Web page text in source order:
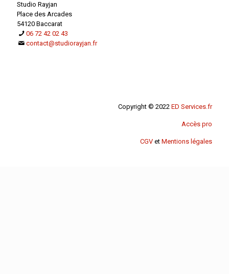
Studio Rayjan
Place des Arcades
54120 Baccarat
06 72 42 02 43
contact@studiorayjan.fr
Copyright © 2022 ED Services.fr
Accès pro
CGV et Mentions légales